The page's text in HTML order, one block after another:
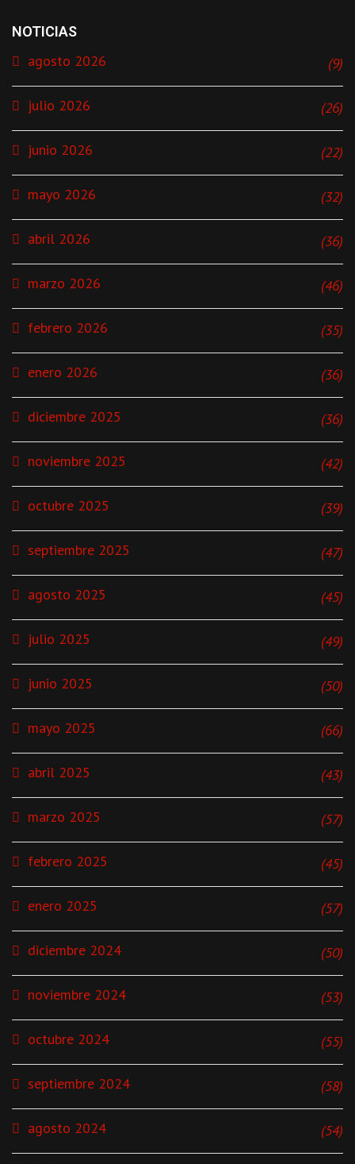
NOTICIAS
agosto 2026 (9)
julio 2026 (26)
junio 2026 (22)
mayo 2026 (32)
abril 2026 (36)
marzo 2026 (46)
febrero 2026 (35)
enero 2026 (36)
diciembre 2025 (36)
noviembre 2025 (42)
octubre 2025 (39)
septiembre 2025 (47)
agosto 2025 (45)
julio 2025 (49)
junio 2025 (50)
mayo 2025 (66)
abril 2025 (43)
marzo 2025 (57)
febrero 2025 (45)
enero 2025 (57)
diciembre 2024 (50)
noviembre 2024 (53)
octubre 2024 (55)
septiembre 2024 (58)
agosto 2024 (54)